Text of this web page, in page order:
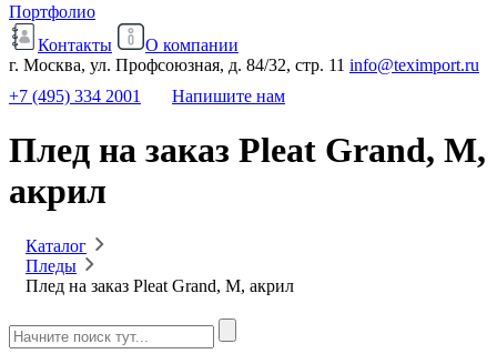
Портфолио
Контакты
О компании
г. Москва, ул. Профсоюзная, д. 84/32, стр. 11 info@teximport.ru
+7 (495) 334 2001
Напишите нам
Плед на заказ Pleat Grand, М,
акрил
Каталог
Пледы
Плед на заказ Pleat Grand, М, акрил